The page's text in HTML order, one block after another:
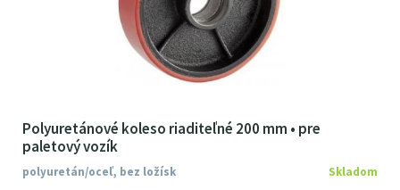
Polyuretánové koleso riaditeľné 200 mm • pre
paletový vozík
polyuretán/oceľ, bez ložísk Skladom